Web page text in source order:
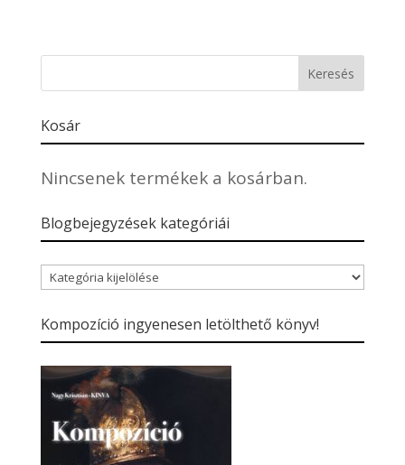
Kosár
Nincsenek termékek a kosárban.
Blogbejegyzések kategóriái
Blogbejegyzések
kategóriái
Kompozíció ingyenesen letölthető könyv!